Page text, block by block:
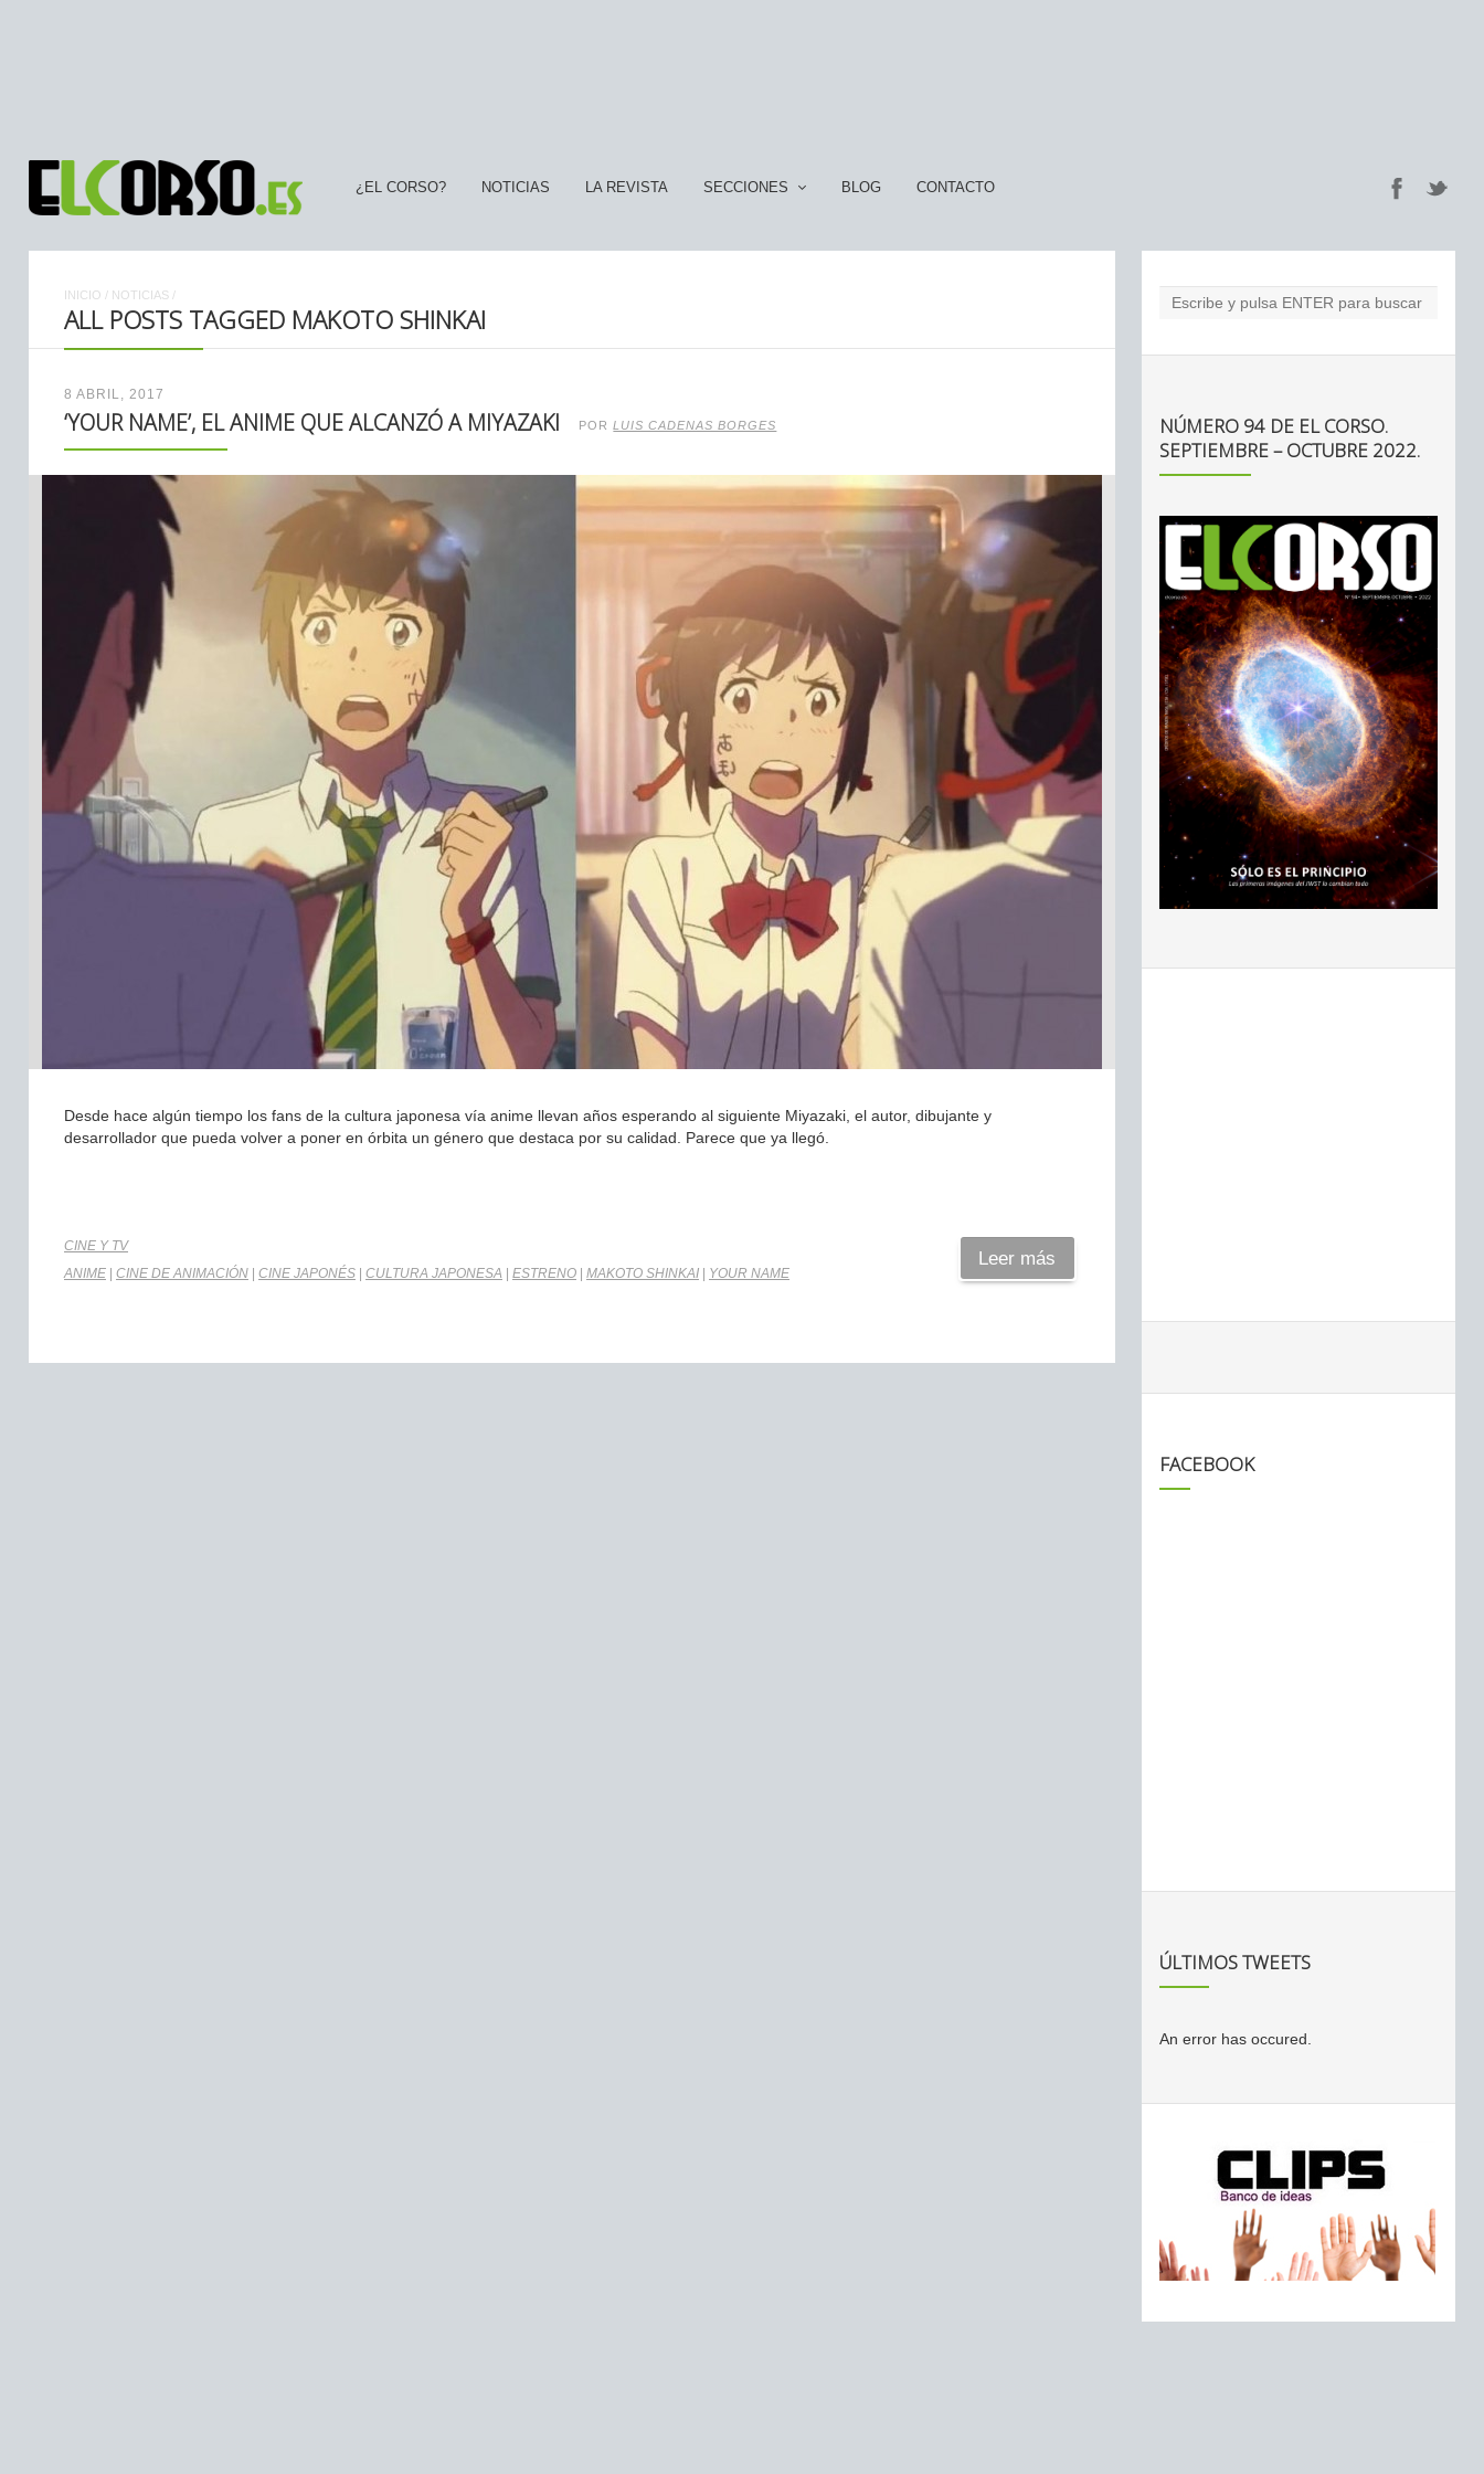
¿EL CORSO? NOTICIAS LA REVISTA SECCIONES BLOG CONTACTO
INICIO / NOTICIAS /
ALL POSTS TAGGED MAKOTO SHINKAI
8 ABRIL, 2017
‘YOUR NAME’, EL ANIME QUE ALCANZÓ A MIYAZAKI PORLUIS CADENAS BORGES
Desde hace algún tiempo los fans de la cultura japonesa vía anime llevan años esperando al siguiente Miyazaki, el autor, dibujante y
desarrollador que pueda volver a poner en órbita un género que destaca por su calidad. Parece que ya llegó.
CINE Y TV
ANIME
CINE DE ANIMACIÓN CINE JAPONÉS CULTURA JAPONESA ESTRENO MAKOTO SHINKAI YOUR NAME
Leer más
NÚMERO 94 DE EL CORSO.
SEPTIEMBRE – OCTUBRE 2022.
FACEBOOK
ÚLTIMOS TWEETS
An error has occured.